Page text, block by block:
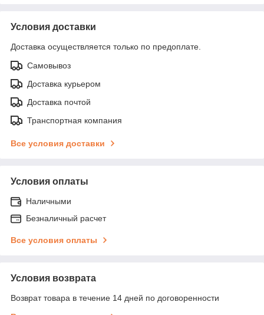
Условия доставки
Доставка осуществляется только по предоплате.
Самовывоз
Доставка курьером
Доставка почтой
Транспортная компания
Все условия доставки
Условия оплаты
Наличными
Безналичный расчет
Все условия оплаты
Условия возврата
Возврат товара в течение 14 дней по договоренности